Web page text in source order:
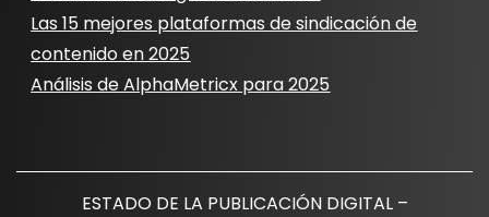
Las 15 mejores plataformas de sindicación de
contenido en 2025
Análisis de AlphaMetricx para 2025
ESTADO DE LA PUBLICACIÓN DIGITAL –